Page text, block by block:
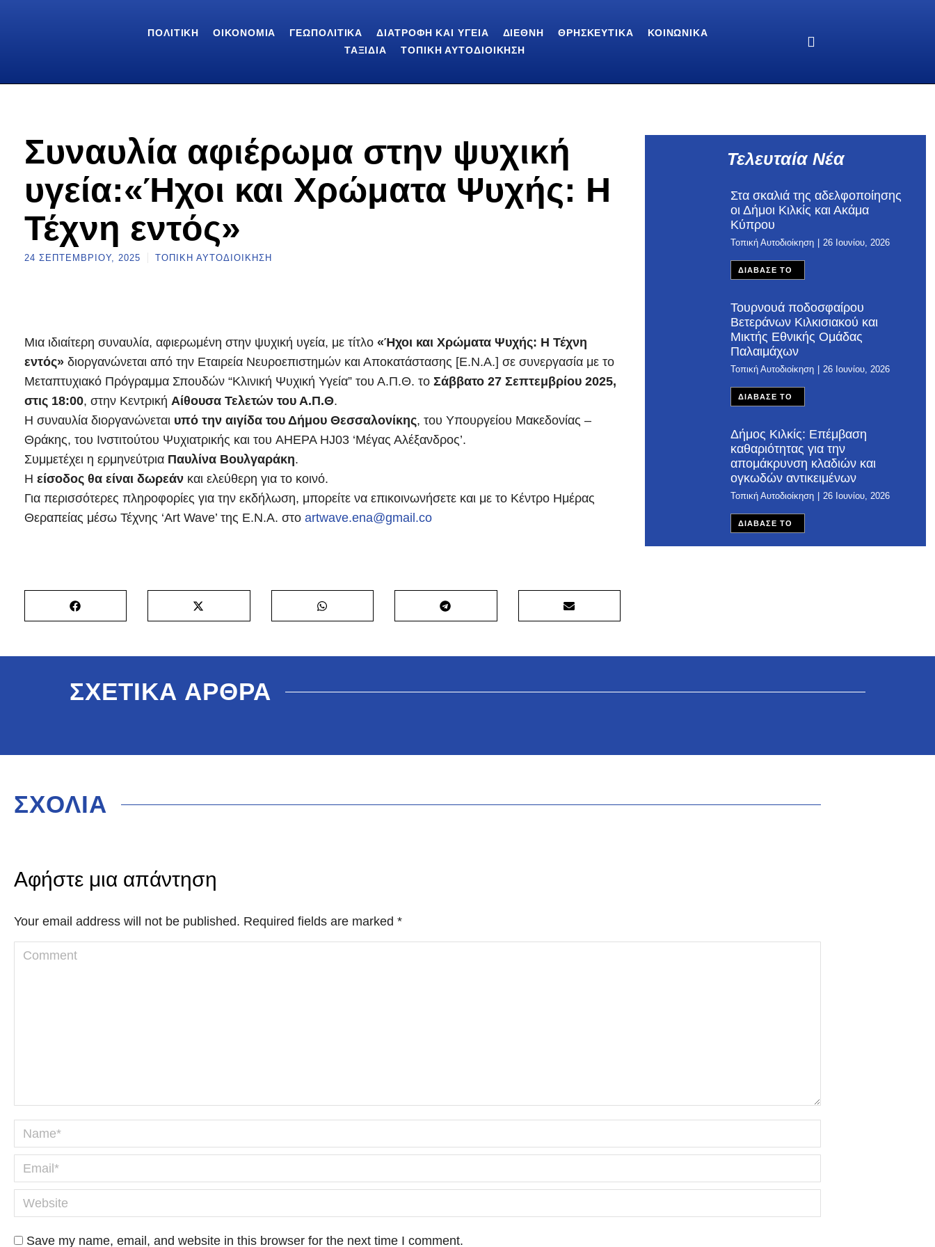
ΠΟΛΙΤΙΚΉ ΟΙΚΟΝΟΜΊΑ ΓΕΩΠΟΛΙΤΙΚΆ ΔΙΑΤΡΟΦΉ ΚΑΙ ΥΓΕΊΑ ΔΙΕΘΝΉ ΘΡΗΣΚΕΥΤΙΚΆ
ΚΟΙΝΩΝΙΚΆ
ΤΑΞΊΔΙΑ
ΤΟΠΙΚΉ ΑΥΤΟΔΙΟΊΚΗΣΗ
Συναυλία αφιέρωμα στην ψυχική
υγεία:«Ήχοι και Χρώματα Ψυχής: Η
Τέχνη εντός»
24 ΣΕΠΤΕΜΒΡΊΟΥ, 2025 ΤΟΠΙΚΉ ΑΥΤΟΔΙΟΊΚΗΣΗ
Μια ιδιαίτερη συναυλία, αφιερωμένη στην ψυχική υγεία, με τίτλο «Ήχοι και Χρώματα Ψυχής: Η Τέχνη
εντός» διοργανώνεται από την Εταιρεία Νευροεπιστημών και Αποκατάστασης [Ε.Ν.Α.] σε συνεργασία με το
Μεταπτυχιακό Πρόγραμμα Σπουδών “Κλινική Ψυχική Υγεία” του Α.Π.Θ. το Σάββατο 27 Σεπτεμβρίου 2025,
στις 18:00, στην Κεντρική Αίθουσα Τελετών του Α.Π.Θ.
Η συναυλία διοργανώνεται υπό την αιγίδα του Δήμου Θεσσαλονίκης, του Υπουργείου Μακεδονίας –
Θράκης, του Ινστιτούτου Ψυχιατρικής και του AHEPA HJ03 ‘Μέγας Αλέξανδρος’.
Συμμετέχει η ερμηνεύτρια Παυλίνα Βουλγαράκη.
Η είσοδος θα είναι δωρεάν και ελεύθερη για το κοινό.
Για περισσότερες πληροφορίες για την εκδήλωση, μπορείτε να επικοινωνήσετε και με το Κέντρο Ημέρας
Θεραπείας μέσω Τέχνης ‘Art Wave’ της Ε.Ν.Α. στο artwave.ena@gmail.co
Τελευταία Νέα
Στα σκαλιά της αδελφοποίησης
οι Δήμοι Κιλκίς και Ακάμα
Κύπρου
Τοπική Αυτοδιοίκηση 26 Ιουνίου, 2026
ΔΙΑΒΑΣΕ ΤΟ
Τουρνουά ποδοσφαίρου
Βετεράνων Κιλκισιακού και
Μικτής Εθνικής Ομάδας
Παλαιμάχων
Τοπική Αυτοδιοίκηση 26 Ιουνίου, 2026
ΔΙΑΒΑΣΕ ΤΟ
Δήμος Κιλκίς: Επέμβαση
καθαριότητας για την
απομάκρυνση κλαδιών και
ογκωδών αντικειμένων
Τοπική Αυτοδιοίκηση 26 Ιουνίου, 2026
ΔΙΑΒΑΣΕ ΤΟ
ΣΧΕΤΙΚΑ ΑΡΘΡΑ
ΣΧΟΛΙΑ
Αφήστε μια απάντηση
Your email address will not be published. Required fields are marked *
Comment
Name *
Email *
Website
Save my name, email, and website in this browser for the next time I comment.